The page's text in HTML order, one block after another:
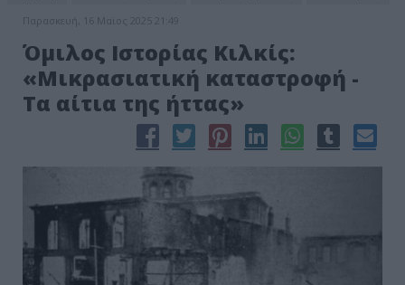
Παρασκευή, 16 Μαϊος 2025 21:49
Όμιλος Ιστορίας Κιλκίς:
«Μικρασιατική καταστροφή -
Τα αίτια της ήττας»